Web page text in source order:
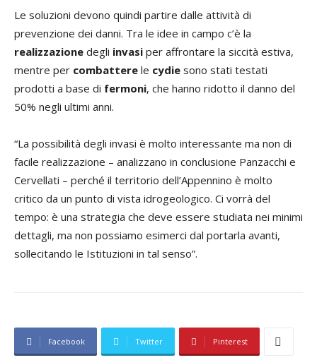
Le soluzioni devono quindi partire dalle attività di
prevenzione dei danni. Tra le idee in campo c’è la
realizzazione degli invasi per affrontare la siccità estiva,
mentre per combattere le cydie sono stati testati
prodotti a base di fermoni, che hanno ridotto il danno del
50% negli ultimi anni.
“La possibilità degli invasi è molto interessante ma non di
facile realizzazione – analizzano in conclusione Panzacchi e
Cervellati – perché il territorio dell’Appennino è molto
critico da un punto di vista idrogeologico. Ci vorrà del
tempo: è una strategia che deve essere studiata nei minimi
dettagli, ma non possiamo esimerci dal portarla avanti,
sollecitando le Istituzioni in tal senso”.
Facebook Twitter Pinterest